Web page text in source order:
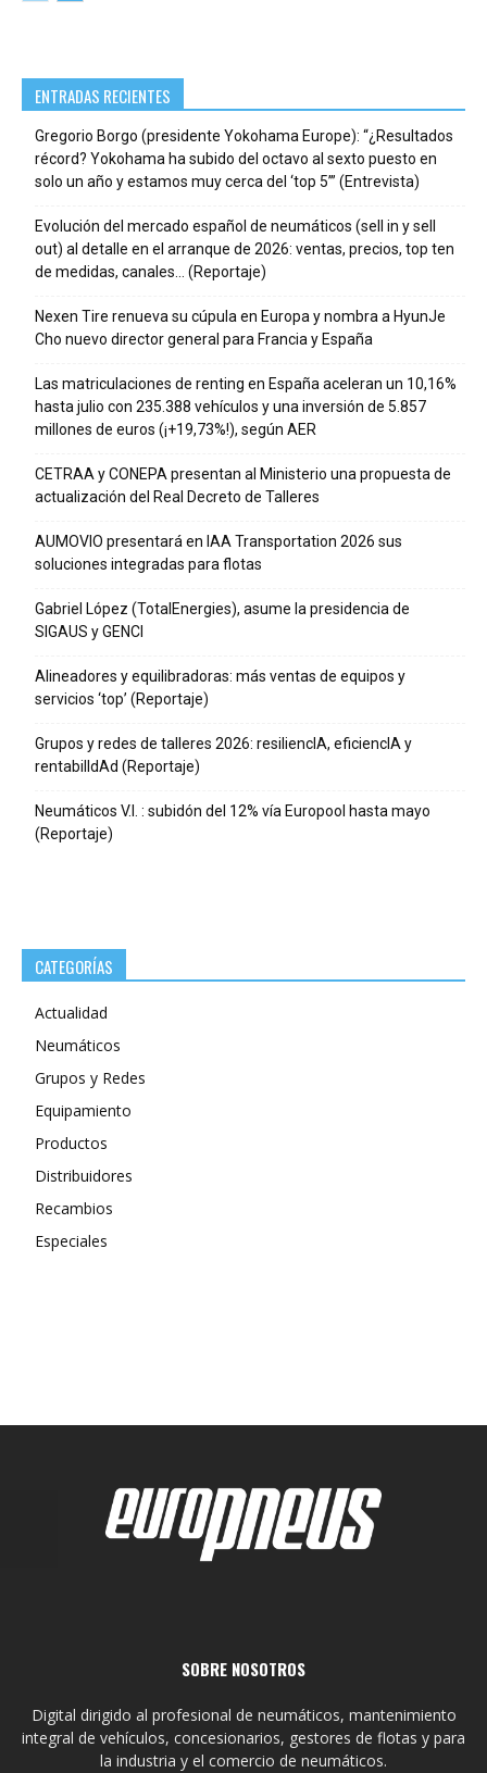
ENTRADAS RECIENTES
Gregorio Borgo (presidente Yokohama Europe): “¿Resultados
récord? Yokohama ha subido del octavo al sexto puesto en
solo un año y estamos muy cerca del ‘top 5’” (Entrevista)
Evolución del mercado español de neumáticos (sell in y sell
out) al detalle en el arranque de 2026: ventas, precios, top ten
de medidas, canales… (Reportaje)
Nexen Tire renueva su cúpula en Europa y nombra a HyunJe
Cho nuevo director general para Francia y España
Las matriculaciones de renting en España aceleran un 10,16%
hasta julio con 235.388 vehículos y una inversión de 5.857
millones de euros (¡+19,73%!), según AER
CETRAA y CONEPA presentan al Ministerio una propuesta de
actualización del Real Decreto de Talleres
AUMOVIO presentará en IAA Transportation 2026 sus
soluciones integradas para flotas
Gabriel López (TotalEnergies), asume la presidencia de
SIGAUS y GENCI
Alineadores y equilibradoras: más ventas de equipos y
servicios ‘top’ (Reportaje)
Grupos y redes de talleres 2026: resiliencIA, eficiencIA y
rentabilIdAd (Reportaje)
Neumáticos V.I. : subidón del 12% vía Europool hasta mayo
(Reportaje)
CATEGORÍAS
Actualidad
Neumáticos
Grupos y Redes
Equipamiento
Productos
Distribuidores
Recambios
Especiales
SOBRE NOSOTROS
Digital dirigido al profesional de neumáticos, mantenimiento
integral de vehículos, concesionarios, gestores de flotas y para
la industria y el comercio de neumáticos.